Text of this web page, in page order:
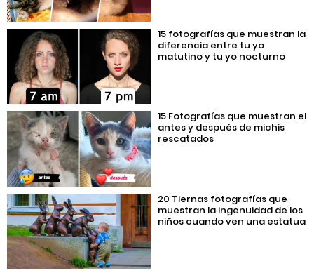
15 fotografías que muestran la
diferencia entre tu yo
matutino y tu yo nocturno
15 Fotografías que muestran el
antes y después de michis
rescatados
20 Tiernas fotografías que
muestran la ingenuidad de los
niños cuando ven una estatua